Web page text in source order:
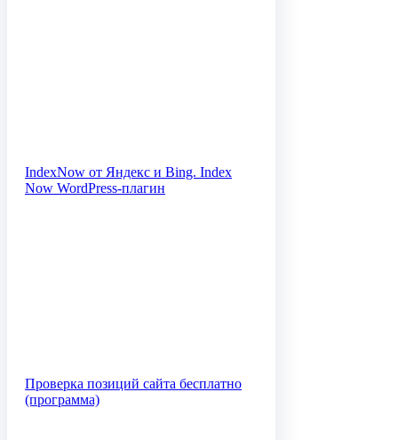
IndexNow от Яндекс и Bing. Index
Now WordPress-плагин
Проверка позиций сайта бесплатно
(программа)